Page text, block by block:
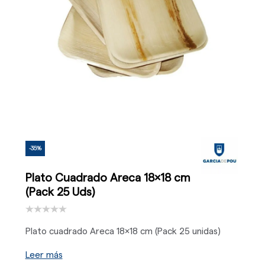
-35%
Plato Cuadrado Areca 18x18 cm
(Pack 25 Uds)
Plato cuadrado Areca 18x18 cm (Pack 25 unidas)
Leer más